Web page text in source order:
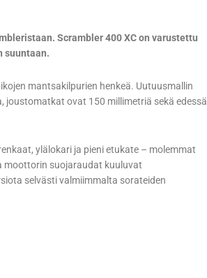
Scrambler 400 XC on varustettu
suuntaan.
mantsakilpurien henkeä. Uutuusmallin
ovat 150 millimetriä sekä edessä
ylälokari ja pieni etukate – molemmat
moottorin suojaraudat kuuluvat
selvästi valmiimmalta sorateiden